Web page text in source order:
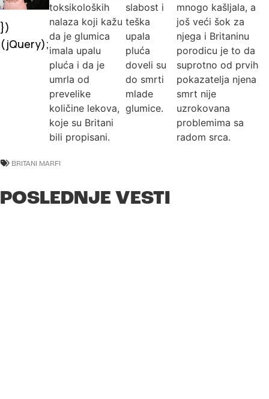
})
(jQuery);
toksikoloških
nalaza koji kažu
da je glumica
imala upalu
pluća i da je
umrla od
prevelike
količine lekova,
koje su Britani
bili propisani.
slabost i
teška
upala
pluća
doveli su
do smrti
mlade
glumice.
mnogo kašljala, a
još veći šok za
njega i Britaninu
porodicu je to da
suprotno od prvih
pokazatelja njena
smrt nije
uzrokovana
problemima sa
radom srca.
BRITANI MARFI
POSLEDNJE VESTI